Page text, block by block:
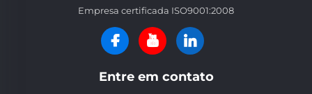
Empresa certificada ISO9001:2008
Entre em contato